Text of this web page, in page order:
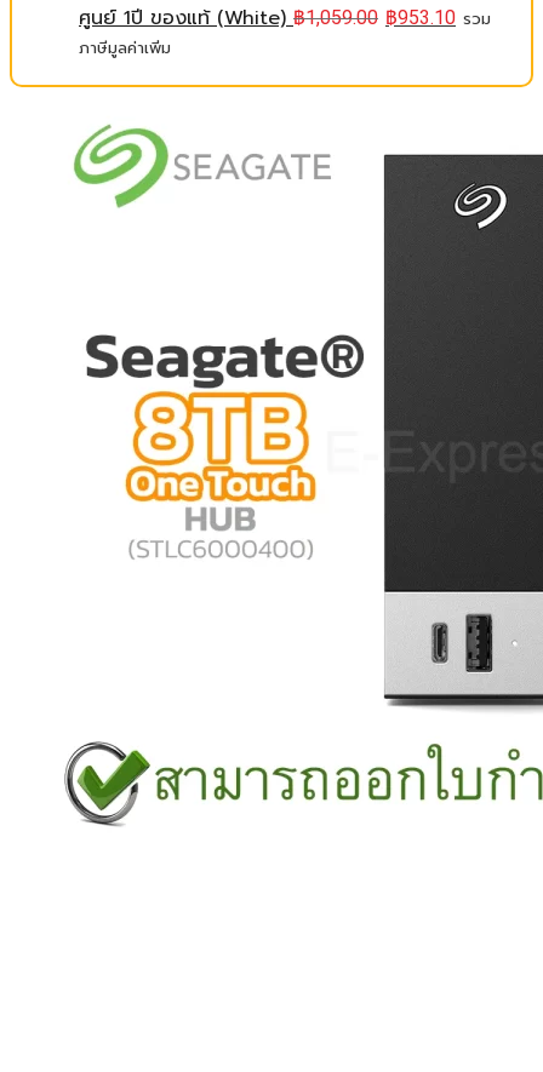
ศูนย์ 1ปี ของแท้ (White) ฿1,059.00 ฿953.10 รวม
ภาษีมูลค่าเพิ่ม